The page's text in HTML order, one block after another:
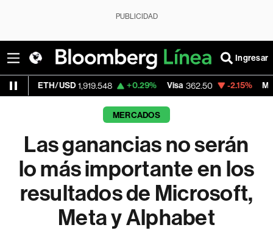
PUBLICIDAD
Ingresar
1,919.548 +0.29% Visa 362.50 -2.15% MercadoLibre
MERCADOS
Las ganancias no serán
lo más importante en los
resultados de Microsoft,
Meta y Alphabet